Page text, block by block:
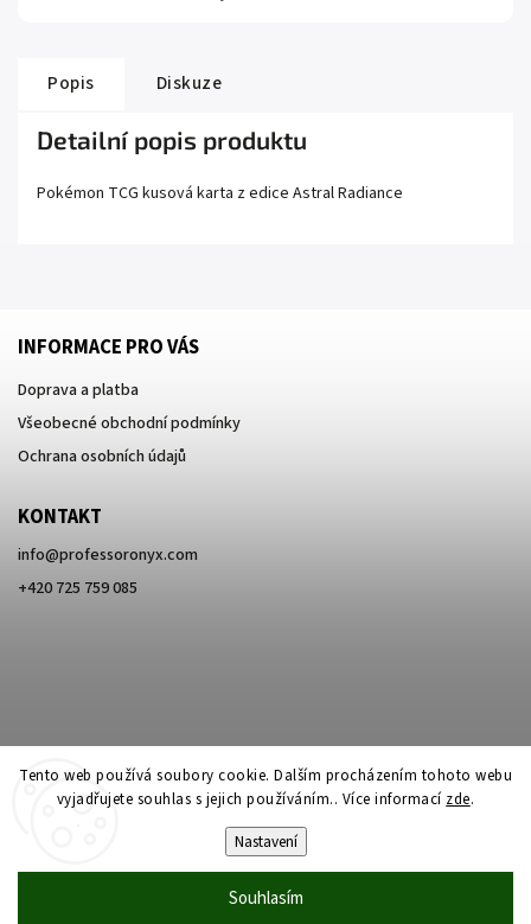
Tento web používá soubory cookie. Dalším procházením tohoto webu
vyjadřujete souhlas s jejich používáním.. Více informací zde.
Nastavení
Souhlasím
Popis Diskuze
Detailní popis produktu
Pokémon TCG kusová karta z edice Astral Radiance
INFORMACE PRO VÁS
Doprava a platba
Všeobecné obchodní podmínky
Ochrana osobních údajů
KONTAKT
info@professoronyx.com
+420 725 759 085
Professor Onyx. Všechna práva vyhrazena.